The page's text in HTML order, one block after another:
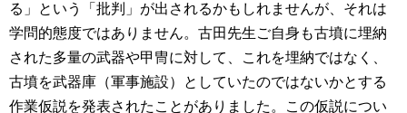
る」という「批判」が出されるかもしれませんが、それは
学問的態度ではありません。古田先生ご自身も古墳に埋納
された多量の武器や甲冑に対して、これを埋納ではなく、
古墳を武器庫（軍事施設）としていたのではないかとする
作業仮説を発表されたことがありました。この仮説につい